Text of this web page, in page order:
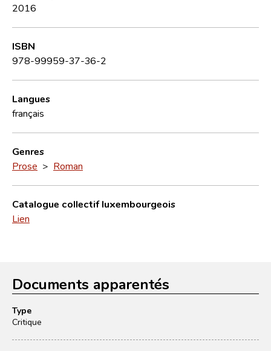
2016
ISBN
978-99959-37-36-2
Langues
français
Genres
Prose > Roman
Catalogue collectif luxembourgeois
Lien
Documents apparentés
Type
Critique